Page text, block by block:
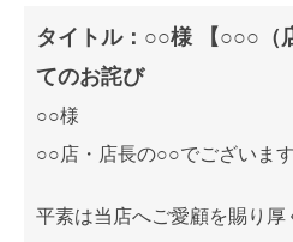
タイトル：○○様 【○○○（
てのお詫び
○○様
○○店・店長の○○でございます
平素は当店へご愛顧を賜り厚